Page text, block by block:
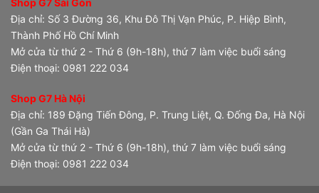
Địa chỉ: Số 3 Đường 36, Khu Đô Thị Vạn Phúc, P. Hiệp Bình,
Thành Phố Hồ Chí Minh
Mở cửa từ thứ 2 - Thứ 6 (9h-18h), thứ 7 làm việc buổi sáng
Điện thoại: 0981 222 034
Shop G7 Hà Nội
Địa chỉ: 189 Đặng Tiến Đông, P. Trung Liệt, Q. Đống Đa, Hà Nội
(Gần Ga Thái Hà)
Mở cửa từ thứ 2 - Thứ 6 (9h-18h), thứ 7 làm việc buổi sáng
Điện thoại: 0981 222 034